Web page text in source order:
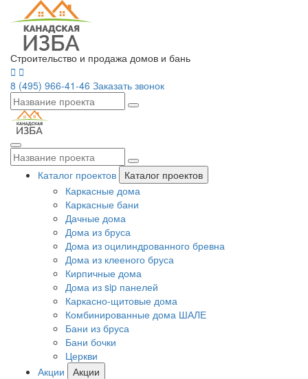
Строительство и продажа домов и бань
8 (495) 966-41-46 Заказать звонок
Каталог проектов
Каталог проектов
Каркасные дома
Каркасные бани
Дачные дома
Дома из бруса
Дома из оцилиндрованного бревна
Дома из клееного бруса
Кирпичные дома
Дома из sip панелей
Каркасно-щитовые дома
Комбинированные дома ШАЛЕ
Бани из бруса
Бани бочки
Церкви
Акции
Акции